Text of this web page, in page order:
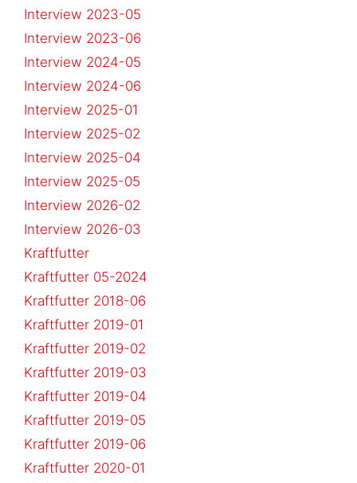
Interview 2023-05
Interview 2023-06
Interview 2024-05
Interview 2024-06
Interview 2025-01
Interview 2025-02
Interview 2025-04
Interview 2025-05
Interview 2026-02
Interview 2026-03
Kraftfutter
Kraftfutter 05-2024
Kraftfutter 2018-06
Kraftfutter 2019-01
Kraftfutter 2019-02
Kraftfutter 2019-03
Kraftfutter 2019-04
Kraftfutter 2019-05
Kraftfutter 2019-06
Kraftfutter 2020-01